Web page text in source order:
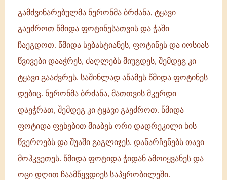
გამძვინარებულმა ნერონმა ბრძანა, ტყავი
გაეძროთ წმიდა ფოტინესათვის და ჭაში
ჩაეგდოთ. წმიდა სებასტიანეს, ფოტინეს და იოსიას
წვივები დააჭრეს, ძაღლებს მიუგდეს, შემდეგ კი
ტყავი გააძვრეს. საშინლად აწამეს წმიდა ფოტინეს
დებიც. ნერონმა ბრძანა, მათთვის მკერდი
დაეჭრათ, შემდეგ კი ტყავი გაეძროთ. წმიდა
ფოტიდა ფეხებით მიაბეს ორი დადრეკილი ხის
წვეროებს და შუაში გაგლიჯეს. დანარჩენებს თავი
მოჰკვეთეს. წმიდა ფოტიდა ჭიდან ამოიყვანეს და
ოცი დღით ჩაამწყვდიეს საპყრობილეში.